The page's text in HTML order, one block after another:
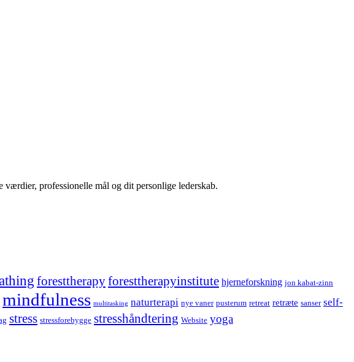
professionelle mål og dit personlige lederskab.
foresttherapyforesttherapyinstitute hjerneforskning jon kabat-zinn
mindfulness multitasking naturterapi nye vaner pusterum retreat retræte sanser self-
stress stressforebygge stresshåndtering Website yoga